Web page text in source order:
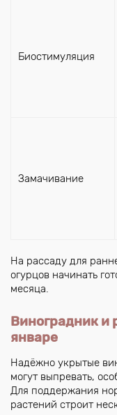
Биостимуляция
Замачивание
На рассаду для
огурцов начинать
месяца.
Виноградник и
январе
Надёжно укрытые
могут выпревать,
Для поддержания
растений строит